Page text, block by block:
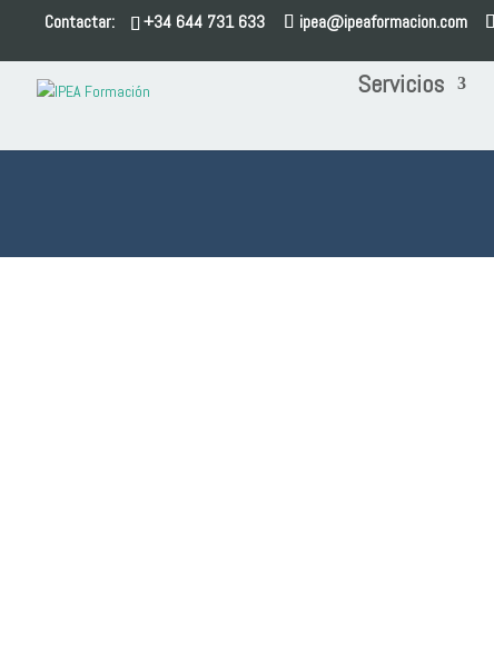
Contactar: +34 644 731 633 ipea@ipeaformacion.com
Servicios